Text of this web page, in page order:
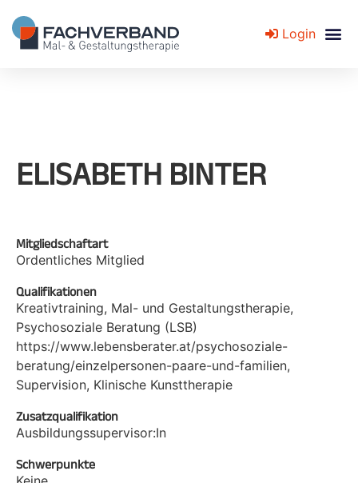
Login
ELISABETH BINTER
Mitgliedschaftart
Ordentliches Mitglied
Qualifikationen
Kreativtraining, Mal- und Gestaltungstherapie,
Psychosoziale Beratung (LSB)
https://www.lebensberater.at/psychosoziale-
beratung/einzelpersonen-paare-und-familien,
Supervision, Klinische Kunsttherapie
Zusatzqualifikation
Ausbildungssupervisor:In
Schwerpunkte